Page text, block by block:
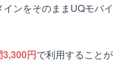
ンをそのままUQモバイ
円で利用することが